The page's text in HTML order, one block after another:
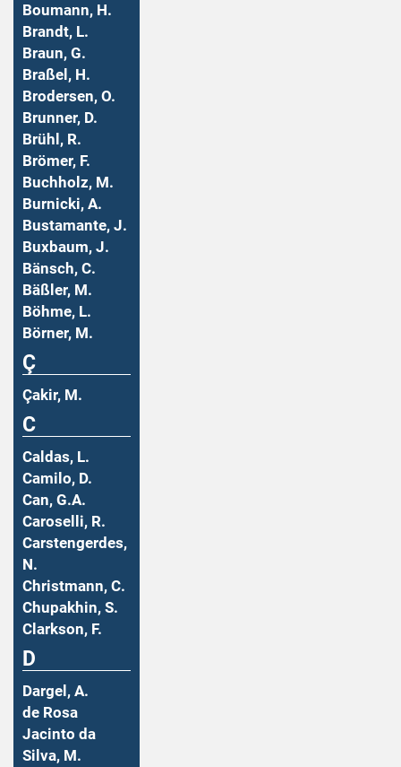
Boumann, H.
Brandt, L.
Braun, G.
Braßel, H.
Brodersen, O.
Brunner, D.
Brühl, R.
Brömer, F.
Buchholz, M.
Burnicki, A.
Bustamante, J.
Buxbaum, J.
Bänsch, C.
Bäßler, M.
Böhme, L.
Börner, M.
Ç
Çakir, M.
C
Caldas, L.
Camilo, D.
Can, G.A.
Caroselli, R.
Carstengerdes,
N.
Christmann, C.
Chupakhin, S.
Clarkson, F.
D
Dargel, A.
de Rosa
Jacinto da
Silva, M.